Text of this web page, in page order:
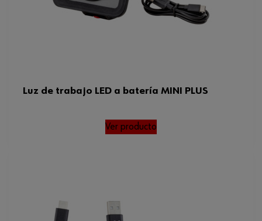
Luz de trabajo LED a batería MINI PLUS
Ver producto